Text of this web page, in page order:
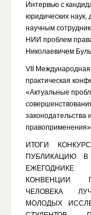
Интервью с
юридических наук,
научным
НИИ проблем
Николаевичем
VII Международная
практическая
«Актуальные
законодательства и
правоприменения»
ИТОГИ
ПУБЛИКАЦИЮ В
ЕЖЕГОДНИКЕ
КОНВЕНЦИИ
ЧЕЛОВЕКА
МОЛОДЫХ